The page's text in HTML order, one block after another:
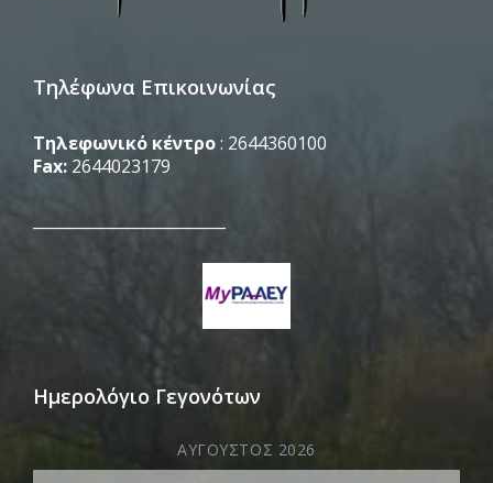
Τηλέφωνα Επικοινωνίας
Τηλεφωνικό κέντρο: 2644360100
Fax: 2644023179
Ημερολόγιο Γεγονότων
ΑΎΓΟΥΣΤΟΣ 2026